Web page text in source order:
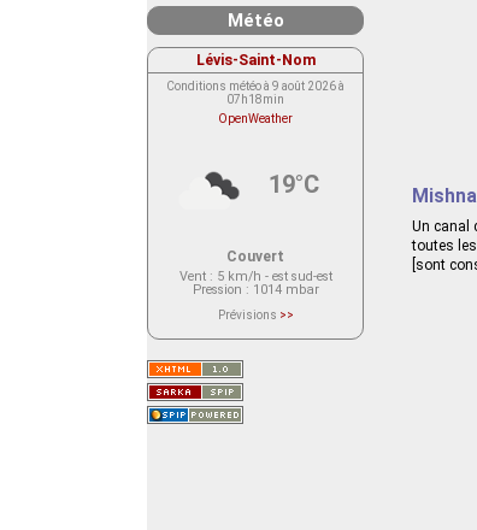
Un canal
toutes
[sont
Météo
Lévis-Saint-Nom
Conditions météo à 9 août 2026 à
07h18min
OpenWeather
19°C
Couvert
Vent: 5 km/h - est sud-est
Pression : 1014 mbar
Prévisions >>
actuellement aucune prévision
Saint-Nom.
Veuillez consulter le message du
service ci-dessous.
(401 - Invalid API key. Please see
https://openweathermap.org/faq#error401